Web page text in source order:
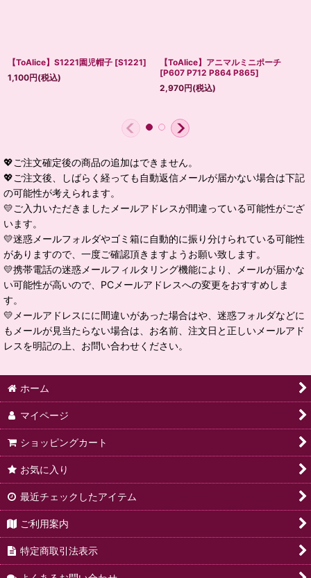
【ToAlice】S1221園児帽子 [S1221]
1,100円(税込)
【ToAlice】アニマルミニポーチ
[P607 P712 P864 P865]
2,970円(税込)
💖ご注文確定後の商品の追加はできません。
💖ご注文後、しばらく経っても自動返信メールが届かない場合は下記
の可能性が考えられます。
💛ご入力いただきましたメールアドレスが間違っている可能性がござ
います。
💛迷惑メールフォルダやゴミ箱に自動的に振り分けられている可能性
がありますので、一度ご確認頂きますようお願い致します。
💛携帯電話の迷惑メールフィルタリング機能により、メールが届かな
い可能性が高いので、PCメールアドレスへの変更をおすすめしま
す。
💛メールアドレスにに間違いがあった場合はや、迷惑フォルダなどに
もメールが見当たらない場合は、お名前、注文日と正しいメールアド
レスを明記の上、お問い合わせください。
ホーム
マイページ
ショッピングカート
お気に入り
最近チェックしたアイテム
ご利用案内
特定商取引法表示